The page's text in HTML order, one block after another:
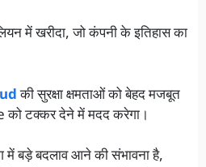
में खरीदा, जो कंपनी के इतिहास का
की सुरक्षा क्षमताओं को बेहद मजबूत
टक्कर देने में मदद करेगा।
में बड़े बदलाव आने की संभावना है,